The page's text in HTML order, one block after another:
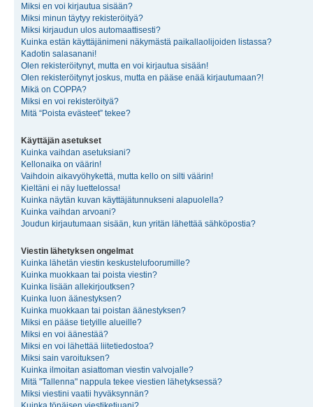
Miksi en voi kirjautua sisään?
Miksi minun täytyy rekisteröityä?
Miksi kirjaudun ulos automaattisesti?
Kuinka estän käyttäjänimeni näkymästä paikallaolijoiden listassa?
Kadotin salasanani!
Olen rekisteröitynyt, mutta en voi kirjautua sisään!
Olen rekisteröitynyt joskus, mutta en pääse enää kirjautumaan?!
Mikä on COPPA?
Miksi en voi rekisteröityä?
Mitä “Poista evästeet” tekee?
Käyttäjän asetukset
Kuinka vaihdan asetuksiani?
Kellonaika on väärin!
Vaihdoin aikavyöhykettä, mutta kello on silti väärin!
Kieltäni ei näy luettelossa!
Kuinka näytän kuvan käyttäjätunnukseni alapuolella?
Kuinka vaihdan arvoani?
Joudun kirjautumaan sisään, kun yritän lähettää sähköpostia?
Viestin lähetyksen ongelmat
Kuinka lähetän viestin keskustelufoorumille?
Kuinka muokkaan tai poista viestin?
Kuinka lisään allekirjoutksen?
Kuinka luon äänestyksen?
Kuinka muokkaan tai poistan äänestyksen?
Miksi en pääse tietyille alueille?
Miksi en voi äänestää?
Miksi en voi lähettää liitetiedostoa?
Miksi sain varoituksen?
Kuinka ilmoitan asiattoman viestin valvojalle?
Mitä "Tallenna" nappula tekee viestien lähetyksessä?
Miksi viestini vaatii hyväksynnän?